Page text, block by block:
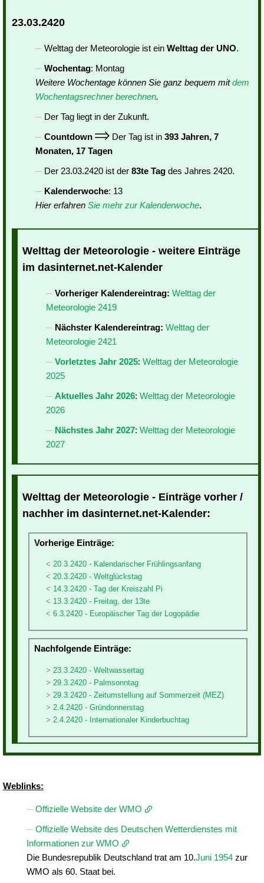
23.03.2420
Welttag der Meteorologie ist ein Welttag der UNO.
Wochentag: Montag
Weitere Wochentage können Sie ganz bequem mitdem
Wochentagsrechner berechnen.
Der Tag liegt in der Zukunft.
Countdown
Der Tag ist in 393 Jahren, 7
Monaten, 17 Tagen
Der 23.03.2420 ist der 83te Tag des Jahres 2420.
Kalenderwoche: 13
Hier erfahren Sie mehr zur Kalenderwoche.
Welttag der Meteorologie - weitere Einträge
im dasinternet.net-Kalender
Vorheriger Kalendereintrag: Welttag der
Meteorologie 2419
Nächster Kalendereintrag: Welttag der
Meteorologie 2421
Vorletztes Jahr 2025: Welttag der Meteorologie
2025
Aktuelles Jahr 2026: Welttag der Meteorologie
2026
Nächstes Jahr 2027: Welttag der Meteorologie
2027
Welttag der Meteorologie - Einträge vorher /
nachher im dasinternet.net-Kalender:
Vorherige Einträge:
20.3.2420 - Kalendarischer Frühlingsanfang
20.3.2420 - Weltglückstag
14.3.2420 - Tag der Kreiszahl Pi
13.3.2420 - Freitag, der 13te
6.3.2420 - Europäischer Tag der Logopädie
Nachfolgende Einträge:
23.3.2420 - Weltwassertag
29.3.2420 - Palmsonntag
29.3.2420 - Zeitumstellung auf Sommerzeit (MEZ)
2.4.2420 - Gründonnerstag
2.4.2420 - Internationaler Kinderbuchtag
Weblinks:
Offizielle Website der WMO
Offizielle Website des Deutschen Wetterdienstes mit
Informationen zur WMO
Die Bundesrepublik Deutschland trat am 10.Juni 1954 zur
WMO als 60. Staat bei.